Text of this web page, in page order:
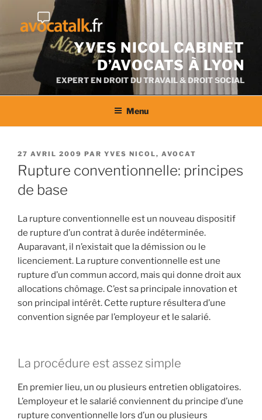
contenu
YVES NICOL CABINET
D’AVOCATS À LYON
EXPERT EN DROIT DU TRAVAIL & DROIT SOCIAL
Menu
PUBLIÉ
LE
27 AVRIL 2009 PAR YVES NICOL, AVOCAT
Rupture conventionnelle: principes
de base
La rupture conventionnelle est un nouveau dispositif
de rupture d’un contrat à durée indéterminée.
Auparavant, il n’existait que la démission ou le
licenciement. La rupture conventionnelle est une
rupture d’un commun accord, mais qui donne droit aux
allocations chômage. C’est sa principale innovation et
son principal intérêt. Cette rupture résultera d’une
convention signée par l’employeur et le salarié.
La procédure est assez simple
En premier lieu, un ou plusieurs entretien obligatoires.
L’employeur et le salarié conviennent du principe d’une
rupture conventionnelle lors d’un ou plusieurs